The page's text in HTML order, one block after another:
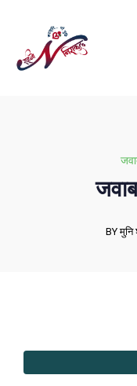
BY मुनि